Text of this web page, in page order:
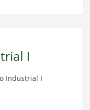
I
Industrial I